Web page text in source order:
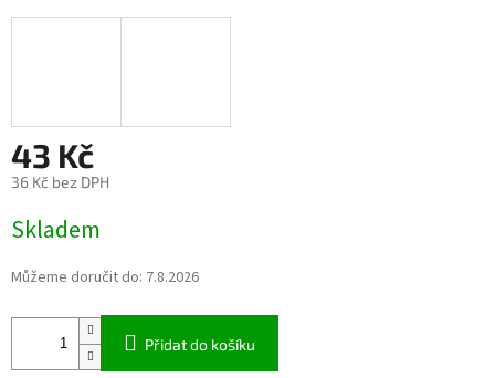
43 Kč
36 Kč bez DPH
cena:
Skladem
Můžeme doručit do: 7.8.2026
Přidat do košíku